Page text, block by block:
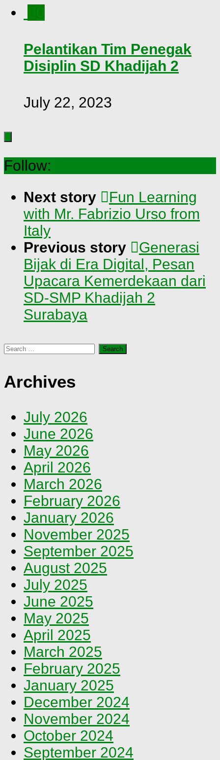
Pelantikan Tim Penegak
Disiplin SD Khadijah 2
July 22, 2023
Follow:
Next story
Fun Learning
with Mr. Fabrizio Urso from
Italy
Previous story
Generasi
Bijak di Era Digital, Pesan
Upacara Kemerdekaan dari
SD-SMP Khadijah 2
Surabaya
Search
Archives
July 2026
June 2026
May 2026
April 2026
March 2026
February 2026
January 2026
November 2025
September 2025
August 2025
July 2025
June 2025
May 2025
April 2025
March 2025
February 2025
January 2025
December 2024
November 2024
October 2024
September 2024